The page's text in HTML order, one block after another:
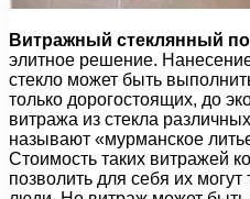
Витражный стеклянный
элитное решение.
стекло может быть
только дорогостоящих, до
витража из стекла
называют «мурманское
Стоимость таких витражей
позволить для себя их